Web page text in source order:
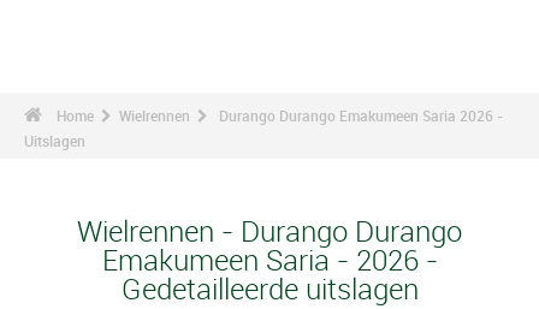
Home Wielrennen
Durango Durango Emakumeen Saria 2026 -
Uitslagen
Wielrennen - Durango Durango
Emakumeen Saria - 2026 -
Gedetailleerde uitslagen